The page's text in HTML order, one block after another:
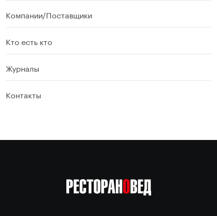
Компании/Поставщики
Кто есть кто
Журналы
Контакты